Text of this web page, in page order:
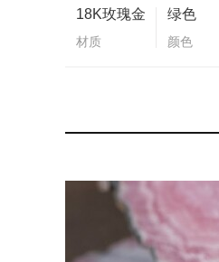
18K玫瑰金
材质
绿色
颜色